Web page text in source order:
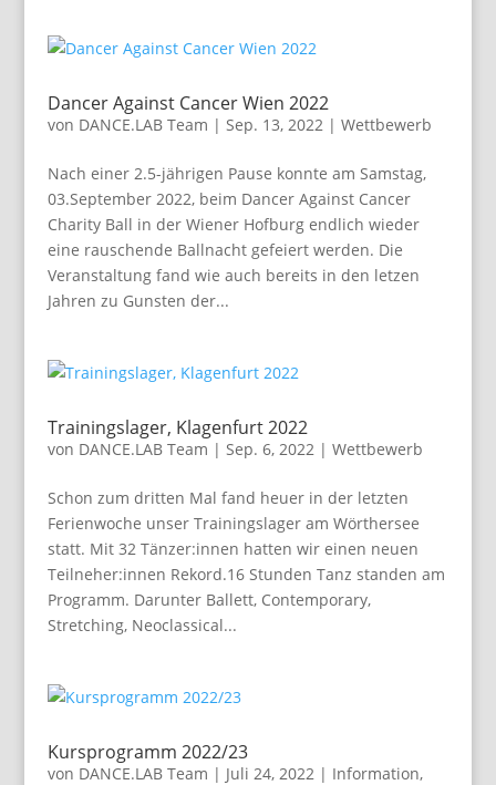
Dancer Against Cancer Wien 2022
von DANCE.LAB Team | Sep. 13, 2022| Wettbewerb
Nach einer 2.5-jährigen Pause konnte am Samstag,
03.September 2022, beim Dancer Against Cancer
Charity Ball in der Wiener Hofburg endlich wieder
eine rauschende Ballnacht gefeiert werden. Die
Veranstaltung fand wie auch bereits in den letzen
Jahren zu Gunsten der...
Trainingslager, Klagenfurt 2022
von DANCE.LAB Team | Sep. 6, 2022| Wettbewerb
Schon zum dritten Mal fand heuer in der letzten
Ferienwoche unser Trainingslager am Wörthersee
statt. Mit 32 Tänzer:innen hatten wir einen neuen
Teilneher:innen Rekord.16 Stunden Tanz standen am
Programm. Darunter Ballett, Contemporary,
Stretching, Neoclassical...
Kursprogramm 2022/23
von DANCE.LAB Team | Juli 24, 2022| Information,